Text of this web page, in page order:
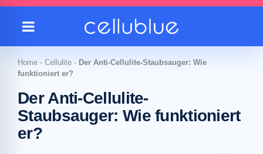
Home - Cellulite - Der Anti-Cellulite-Staubsauger: Wie
funktioniert er?
Der Anti-Cellulite-
Staubsauger: Wie funktioniert
er?